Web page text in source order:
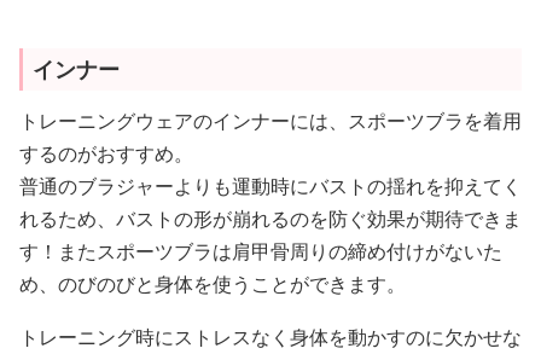
インナー
トレーニングウェアのインナーには、スポーツブラを着用
するのがおすすめ。
普通のブラジャーよりも運動時にバストの揺れを抑えてく
れるため、バストの形が崩れるのを防ぐ効果が期待できま
す！またスポーツブラは肩甲骨周りの締め付けがないた
め、のびのびと身体を使うことができます。
トレーニング時にストレスなく身体を動かすのに欠かせな